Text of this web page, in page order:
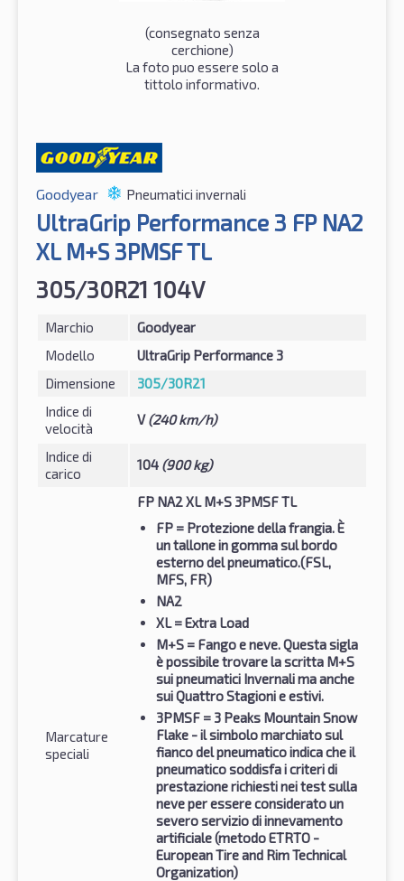
(consegnato senza
cerchione)
La foto puo essere solo a
tittolo informativo.
Goodyear Pneumatici invernali
UltraGrip Performance 3 FP NA2
XL M+S 3PMSF TL
305/30R21 104V
Marchio
Goodyear
Modello
UltraGrip Performance 3
Dimensione
305/30R21
Indice di
velocità
V(240 km/h)
Indice di
carico
104 (900 kg)
Marcature
speciali
FP NA2 XL M+S 3PMSF TL
FP = Protezione della frangia. È
un tallone in gomma sul bordo
esterno del pneumatico.(FSL,
MFS, FR)
NA2
XL= Extra Load
M+S = Fango e neve. Questa sigla
è possibile trovare la scritta M+S
sui pneumatici Invernali ma anche
sui Quattro Stagioni e estivi.
3PMSF = 3 Peaks Mountain Snow
Flake - il simbolo marchiato sul
fianco del pneumatico indica che il
pneumatico soddisfa i criteri di
prestazione richiesti nei test sulla
neve per essere considerato un
severo servizio di innevamento
artificiale (metodo ETRTO -
European Tire and Rim Technical
Organization)